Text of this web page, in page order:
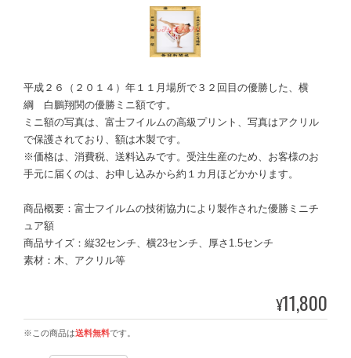
平成２６（２０１４）年１１月場所で３２回目の優勝した、横
綱 白鵬翔関の優勝ミニ額です。
ミニ額の写真は、富士フイルムの高級プリント、写真はアクリル
で保護されており、額は木製です。
※価格は、消費税、送料込みです。受注生産のため、お客様のお
手元に届くのは、お申し込みから約１カ月ほどかかります。
商品概要：富士フイルムの技術協力により製作された優勝ミニチ
ュア額
商品サイズ：縦32センチ、横23センチ、厚さ1.5センチ
素材：木、アクリル等
¥11,800
※この商品は送料無料です。